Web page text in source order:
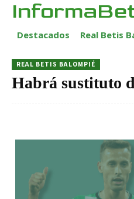
Destacados Real Betis
REAL BETIS BALOMPIÉ
Habrá sustituto